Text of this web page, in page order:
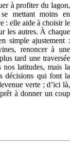
à profiter du lagon,
mettant moins en
: elle aide à choisir le
les autres. À chaque
simple ajustement :
renoncer à une
tard une traversée
nos latitudes, mais la
décisions qui font la
verte ; d’ici là,
à donner un coup